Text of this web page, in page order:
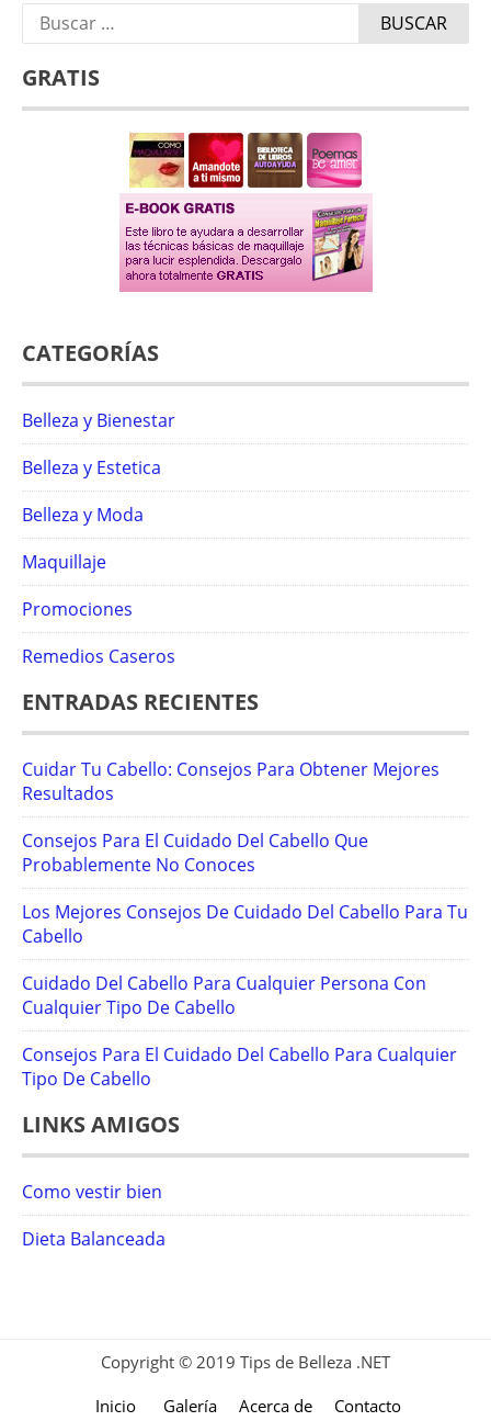
Buscar:
GRATIS
CATEGORÍAS
Belleza y Bienestar
Belleza y Estetica
Belleza y Moda
Maquillaje
Promociones
Remedios Caseros
ENTRADAS RECIENTES
Cuidar Tu Cabello: Consejos Para Obtener Mejores
Resultados
Consejos Para El Cuidado Del Cabello Que
Probablemente No Conoces
Los Mejores Consejos De Cuidado Del Cabello Para Tu
Cabello
Cuidado Del Cabello Para Cualquier Persona Con
Cualquier Tipo De Cabello
Consejos Para El Cuidado Del Cabello Para Cualquier
Tipo De Cabello
LINKS AMIGOS
Como vestir bien
Dieta Balanceada
Copyright © 2019 Tips de Belleza .NET
Inicio
Galería Acerca de Contacto